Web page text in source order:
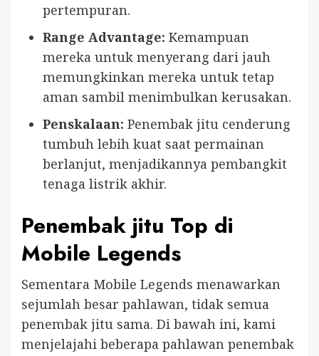
pertempuran.
Range Advantage: Kemampuan
mereka untuk menyerang dari jauh
memungkinkan mereka untuk tetap
aman sambil menimbulkan kerusakan.
Penskalaan: Penembak jitu cenderung
tumbuh lebih kuat saat permainan
berlanjut, menjadikannya pembangkit
tenaga listrik akhir.
Penembak jitu Top di
Mobile Legends
Sementara Mobile Legends menawarkan
sejumlah besar pahlawan, tidak semua
penembak jitu sama. Di bawah ini, kami
menjelajahi beberapa pahlawan penembak